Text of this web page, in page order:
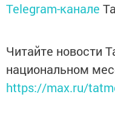
Telegram-канале
Читайте новости
национальном
https://max.ru/